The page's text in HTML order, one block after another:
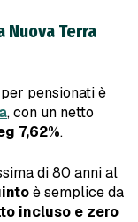
Terra
pensionati è
, con un netto
7,62%.
di 80 anni al
è semplice da
incluso e zero